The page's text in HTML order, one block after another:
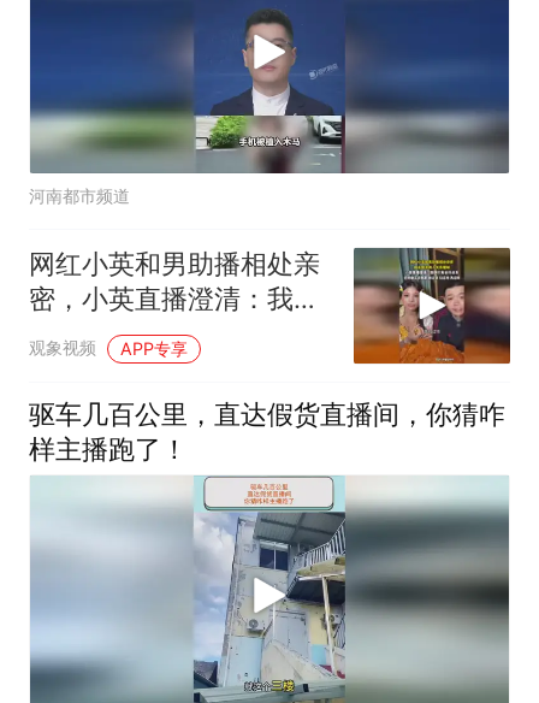
河南都市频道
网红小英和男助播相处亲
密，小英直播澄清：我俩
只有合作关系，但他确实
去我家，做过饭，扫过
地，洗过碗
观象视频 APP专享
驱车几百公里，直达假货直播间，你猜咋
样主播跑了！